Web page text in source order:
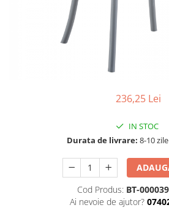
Suporturi si tavi
Chiuvete bucatarie
Comode lux-ultramoderne
Dulapuri haine si Sifoniere
236,25 Lei
IN STOC
Durata de livrare: 8-10
Cod Produs: BT-
Ai nevoie de ajutor?